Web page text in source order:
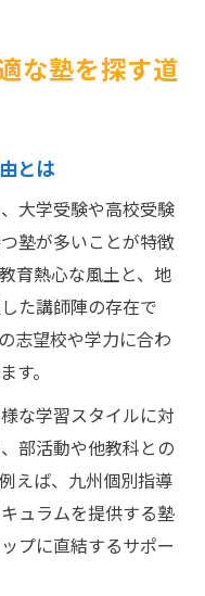
な塾を探す道
とは
大学受験や高校受験
塾が多いことが特徴
育熱心な風土と、地
た講師陣の存在で
志望校や学力に合わ
す。
な学習スタイルに対
部活動や他教科との
えば、九州個別指導
ュラムを提供する塾
プに直結するサポー